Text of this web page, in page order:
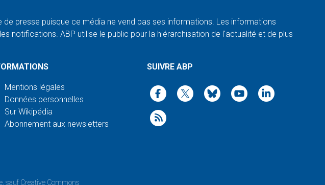
presse puisque ce média ne vend pas ses informations. Les informations
notifications. ABP utilise le public pour la hiérarchisation de l'actualité et de plus
Mentions légales
Données personnelles
Sur Wikipédia
Abonnement aux newsletters
SUIVRE ABP
, sauf Creative Commons